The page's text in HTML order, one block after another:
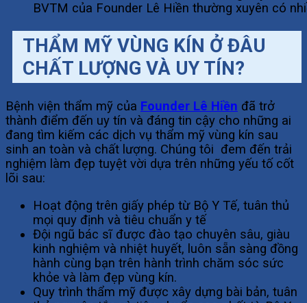
BVTM của Founder Lê Hiền thường xuyên có
THẨM MỸ VÙNG KÍN Ở ĐÂU
CHẤT LƯỢNG VÀ UY TÍN?
Bệnh viện thẩm mỹ của Founder Lê Hiền đã trở
thành điểm đến uy tín và đáng tin cậy cho những ai
đang tìm kiếm các dịch vụ thẩm mỹ vùng kín sau
sinh an toàn và chất lượng. Chúng tôi đem đến trải
nghiệm làm đẹp tuyệt vời dựa trên những yếu tố cốt
lõi sau:
Hoạt động trên giấy phép từ Bộ Y Tế, tuân thủ
mọi quy định và tiêu chuẩn y tế
Đội ngũ bác sĩ được đào tạo chuyên sâu, giàu
kinh nghiệm và nhiệt huyết, luôn sẵn sàng đồng
hành cùng bạn trên hành trình chăm sóc sức
khỏe và làm đẹp vùng kín.
Quy trình thẩm mỹ được xây dựng bài bản, tuân